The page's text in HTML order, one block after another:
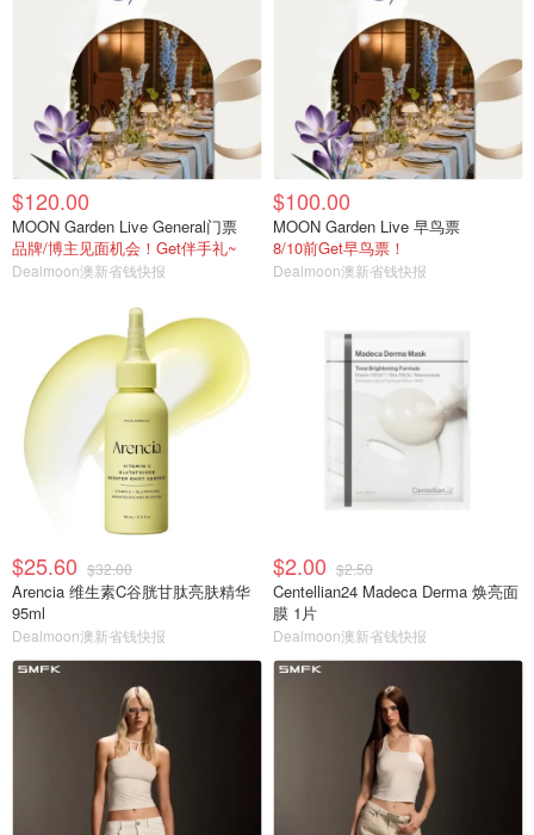
$120.00
MOON Garden Live General门票
品牌/博主见面机会！Get伴手礼~
Dealmoon澳新省钱快报
$100.00
MOON Garden Live 早鸟票
8/10前Get早鸟票！
Dealmoon澳新省钱快报
$25.60 $32.00
Arencia 维生素C谷胱甘肽亮肤精华
95ml
Dealmoon澳新省钱快报
$2.00 $2.50
Centellian24 Madeca Derma 焕亮面
膜 1片
Dealmoon澳新省钱快报